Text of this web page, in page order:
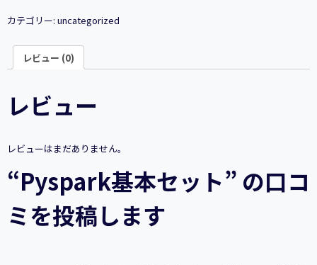
ッ
個
カテゴリー: uncategorized
レビュー (0)
レビュー
レビューはまだありません。
“Pyspark基本セット” の口コ
ミを投稿します